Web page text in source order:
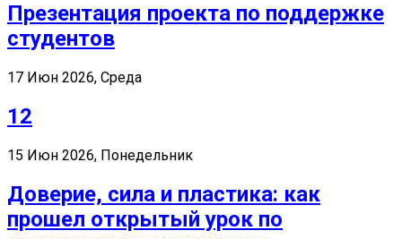
Презентация проекта по поддержке
студентов
17 Июн 2026, Среда
12
15 Июн 2026, Понедельник
Доверие, сила и пластика: как
прошел открытый урок по